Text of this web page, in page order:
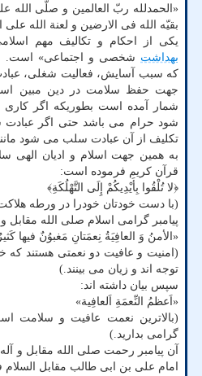
«الحمدلله ربّ العالمین و صلّی الله
بقیّه الله فی الارضین و لعنة الله علی
یکی از احکام و تکالیف مهم
بهداشت شخصی و اجتماعی» است.
که سبب آسایش، فعالیت شغلی،
جهت حفظ سلامت در دین مبین
شمار آمده است بطوریکه اگر
شود حرام می باشد حتی اگر
تکلیف از آن عبادت سلب می شود
به همین جهت اسلام و ادیان الهی
قرآن کریم فرموده است:
﴿لا تُلْقُوا بِأَیْدِیکُمْ إِلَی التَّهْلُکَةِ﴾
(با دست خودتان خودرا در ورطه هلاکت
پیامبر گرامی اسلام صلی الله مقابل
«الأمنُ وَ العافِیَةُ نِعمَتانِ مَغبوُنٌ فیها
(امنیت و عافیت دو نعمتی هستند که
توجه اند و زیان می بینند.)
سپس بیان داشته اند:
«اَعظمُ النِّعمَةِ اَلعافِیة»
(بالاترین نعمت عافیت و سلامت
گرامی بدارید.)
آن پیامبر رحمت صلی الله مقابل و
امام علی بن ابی طالب مقابل السلام